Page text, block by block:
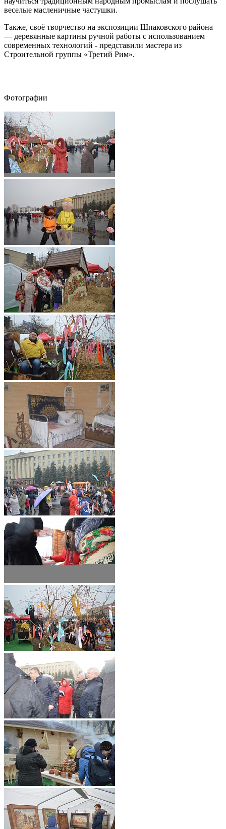
веселые масленичные частушки.
Также, своё творчество на экспозиции Шпаковского района
— деревянные картины ручной работы с использованием
современных технологий - представили мастера из
Строительной группы «Третий Рим».
Фотографии